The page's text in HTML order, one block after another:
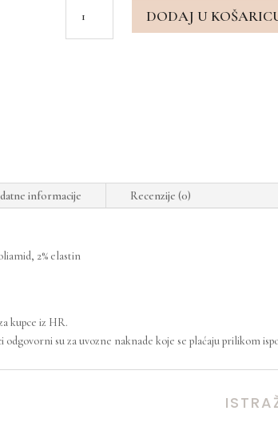
Sage
dress
DODAJ U
informacije Recenzije (0)
2% elastin
kupce iz HR.
odgovorni su za uvozne naknade koje se plaćaju prilikom